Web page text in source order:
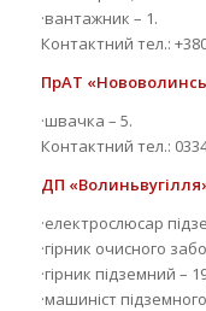
·вантажник – 1.
Контактний тел.:
ПрАТ
·швачка – 5.
Контактний тел.:
ДП
·електрослюсар
·гірник очисного
·гірник підземний –
·машиніст